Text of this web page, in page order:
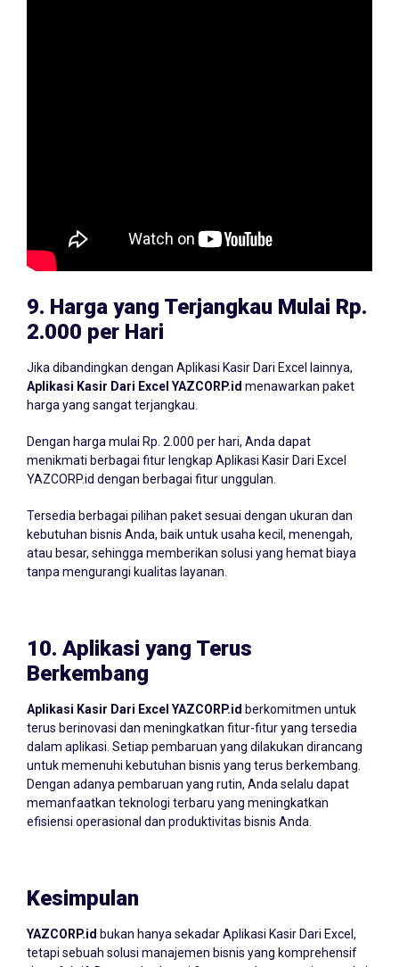
9. Harga yang Terjangkau Mulai Rp.
2.000 per Hari
Jika dibandingkan dengan Aplikasi Kasir Dari Excel lainnya,
Aplikasi Kasir Dari Excel YAZCORP.id menawarkan paket
harga yang sangat terjangkau.
Dengan harga mulai Rp. 2.000 per hari, Anda dapat
menikmati berbagai fitur lengkap Aplikasi Kasir Dari Excel
YAZCORP.id dengan berbagai fitur unggulan.
Tersedia berbagai pilihan paket sesuai dengan ukuran dan
kebutuhan bisnis Anda, baik untuk usaha kecil, menengah,
atau besar, sehingga memberikan solusi yang hemat biaya
tanpa mengurangi kualitas layanan.
10. Aplikasi yang Terus
Berkembang
Aplikasi Kasir Dari Excel YAZCORP.id berkomitmen untuk
terus berinovasi dan meningkatkan fitur-fitur yang tersedia
dalam aplikasi. Setiap pembaruan yang dilakukan dirancang
untuk memenuhi kebutuhan bisnis yang terus berkembang.
Dengan adanya pembaruan yang rutin, Anda selalu dapat
memanfaatkan teknologi terbaru yang meningkatkan
efisiensi operasional dan produktivitas bisnis Anda.
Kesimpulan
YAZCORP.id bukan hanya sekadar Aplikasi Kasir Dari Excel,
tetapi sebuah solusi manajemen bisnis yang komprehensif